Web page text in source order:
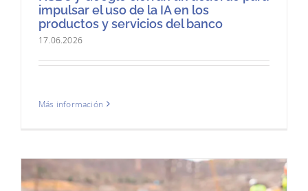
impulsar el uso de la IA en los
productos y servicios del banco
17.06.2026
Más información